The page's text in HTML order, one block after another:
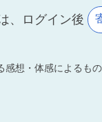
、ログイン後
想・体感によるも